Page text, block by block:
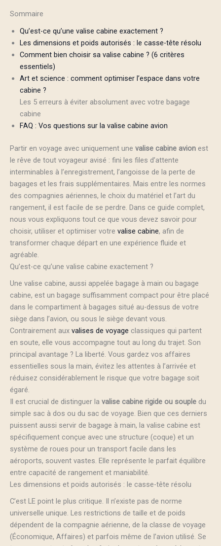
Sommaire
Qu’est-ce qu’une valise cabine exactement ?
Les dimensions et poids autorisés : le casse-tête résolu
Comment bien choisir sa valise cabine ? (6 critères
essentiels)
Art et science : comment optimiser l’espace dans votre
cabine ?
Les 5 erreurs à éviter absolument avec votre bagage
cabine
FAQ : Vos questions sur la valise cabine avion
Partir en voyage avec uniquement une valise cabine avion est
le rêve de tout voyageur avisé : fini les files d’attente
interminables à l’enregistrement, l’angoisse de la perte de
bagages et les frais supplémentaires. Mais entre les normes
des compagnies aériennes, le choix du matériel et l’art du
rangement, il est facile de se perdre. Dans ce guide complet,
nous vous expliquons tout ce que vous devez savoir pour
choisir, utiliser et optimiser votre valise cabine, afin de
transformer chaque départ en une expérience fluide et
agréable.
Qu’est-ce qu’une valise cabine exactement ?
Une valise cabine, aussi appelée bagage à main ou bagage
cabine, est un bagage suffisamment compact pour être placé
dans le compartiment à bagages situé au-dessus de votre
siège dans l’avion, ou sous le siège devant vous.
Contrairement aux valises de voyage classiques qui partent
en soute, elle vous accompagne tout au long du trajet. Son
principal avantage ? La liberté. Vous gardez vos affaires
essentielles sous la main, évitez les attentes à l’arrivée et
réduisez considérablement le risque que votre bagage soit
égaré.
Il est crucial de distinguer la valise cabine rigide ou souple du
simple sac à dos ou du sac de voyage. Bien que ces derniers
puissent aussi servir de bagage à main, la valise cabine est
spécifiquement conçue avec une structure (coque) et un
système de roues pour un transport facile dans les
aéroports, souvent vastes. Elle représente le parfait équilibre
entre capacité de rangement et maniabilité.
Les dimensions et poids autorisés : le casse-tête résolu
C’est LE point le plus critique. Il n’existe pas de norme
universelle unique. Les restrictions de taille et de poids
dépendent de la compagnie aérienne, de la classe de voyage
(Économique, Affaires) et parfois même de l’avion utilisé. Se